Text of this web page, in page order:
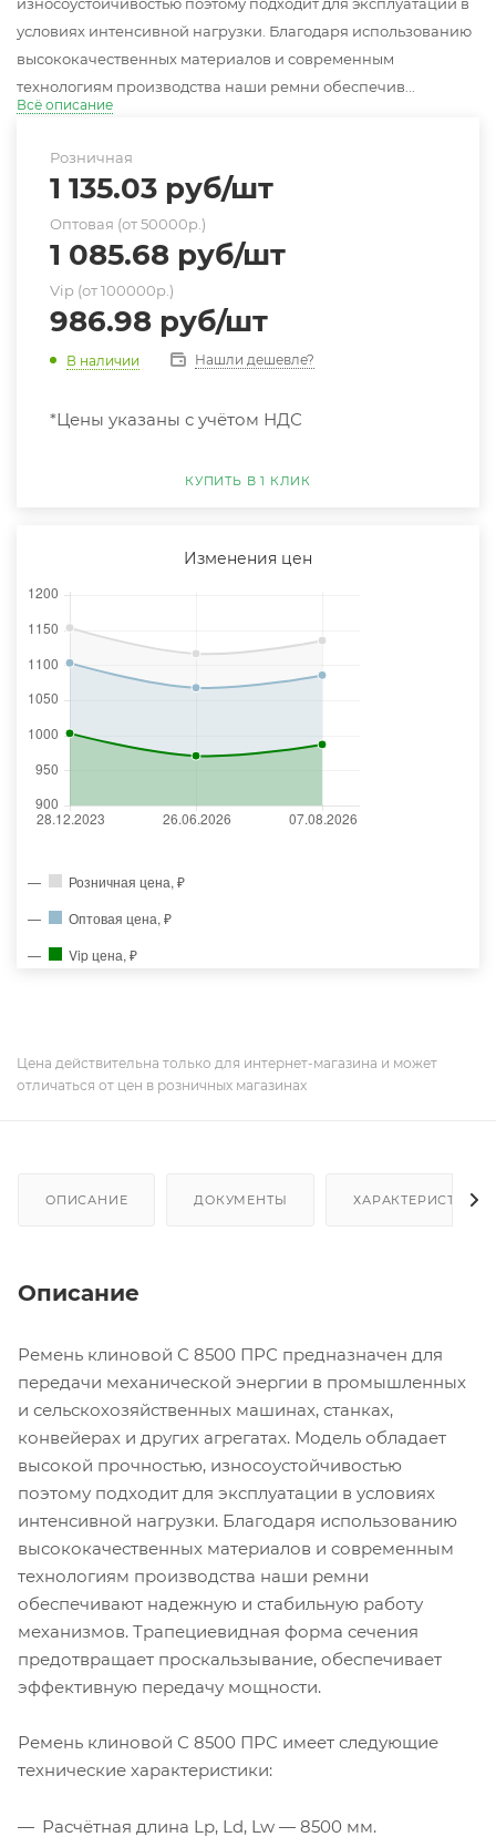
условиях интенсивной нагрузки. Благодаря использованию
высококачественных материалов и современным
технологиям производства наши ремни обеспечив...
Всё описание
Розничная
1 135.03 руб/шт
Оптовая (от 50000р.)
1 085.68 руб/шт
Vip (от 100000р.)
986.98 руб/шт
В наличии Нашли дешевле?
*Цены указаны с учётом НДС
КУПИТЬ В 1 КЛИК
Изменения цен
Розничная цена, ₽
Оптовая цена, ₽
Vip цена, ₽
Цена действительна только для интернет-магазина и может
отличаться от цен в розничных магазинах
ОПИСАНИЕ ДОКУМЕНТЫ ХАРАКТЕРИСТИКИ
Описание
Ремень клиновой С 8500 ПРС предназначен для
передачи механической энергии в промышленных
и сельскохозяйственных машинах, станках,
конвейерах и других агрегатах. Модель обладает
высокой прочностью, износоустойчивостью
поэтому подходит для эксплуатации в условиях
интенсивной нагрузки. Благодаря использованию
высококачественных материалов и современным
технологиям производства наши ремни
обеспечивают надежную и стабильную работу
механизмов. Трапециевидная форма сечения
предотвращает проскальзывание, обеспечивает
эффективную передачу мощности.
Ремень клиновой С 8500 ПРС имеет следующие
технические характеристики:
Расчётная длина Lp, Ld, Lw — 8500 мм.